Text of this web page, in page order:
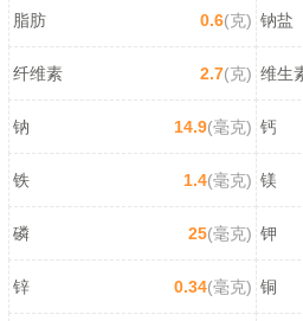
脂肪 0.6(克) 钠盐
纤维素 2.7(克)
钠 14.9(毫克) 钙
铁 1.4(毫克) 镁
磷 25(毫克) 钾
锌 0.34(毫克) 铜